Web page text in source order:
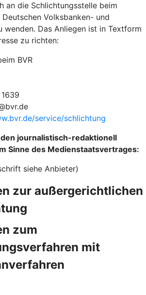
an die Schlichtungsstelle beim
Volksbanken- und
wenden. Das Anliegen ist in Textform
zu richten:
BVR
service/schlichtung
journalistisch-redaktionell
Sinne des Medienstaatsvertrages:
siehe Anbieter)
zur außergerichtlichen
zum
mit